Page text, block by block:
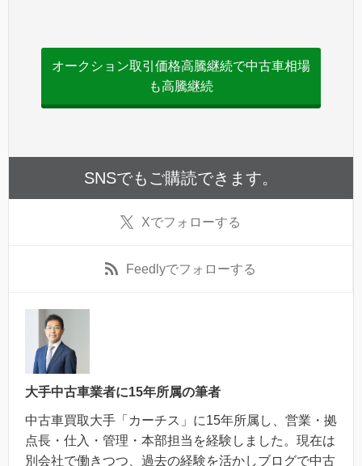
オークション取引価格高騰継続で中古車相場
も高騰継続
SNSでもご購読できます。
Xでフォローする
Feedlyでフォローする
大手中古車業者に15年所属の筆者
中古車買取大手「カーチス」に15年所属し、営業・拠
点長・仕入・管理・本部担当を経験しました。現在は
別会社で働きつつ、過去の経験を活かしブログで中古